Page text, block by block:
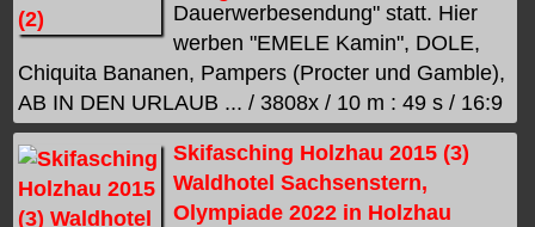
Dauerwerbesendung" statt. Hier
werben "EMELE Kamin", DOLE,
Chiquita Bananen, Pampers (Procter und Gamble),
AB IN DEN URLAUB ... / 3808x / 10 m : 49 s / 16:9
Skifasching Holzhau 2015 (3)
Waldhotel Sachsenstern,
Olympiade 2022 in Holzhau